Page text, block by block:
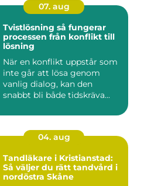
07. aug
Tvistlösning så fungerar
processen från konflikt till
lösning
När en konflikt uppstår som
inte går att lösa genom
vanlig dialog, kan den
snabbt bli både tidskräva...
04. aug
Tandläkare i Kristianstad:
Så väljer du rätt tandvård i
nordöstra Skåne